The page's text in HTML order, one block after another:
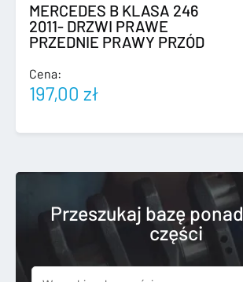
MERCEDES B KLASA 246
2011- DRZWI PRAWE
PRZEDNIE PRAWY PRZÓD
Cena:
197,00 zł
Przeszukaj bazę ponad
części
Szukaj